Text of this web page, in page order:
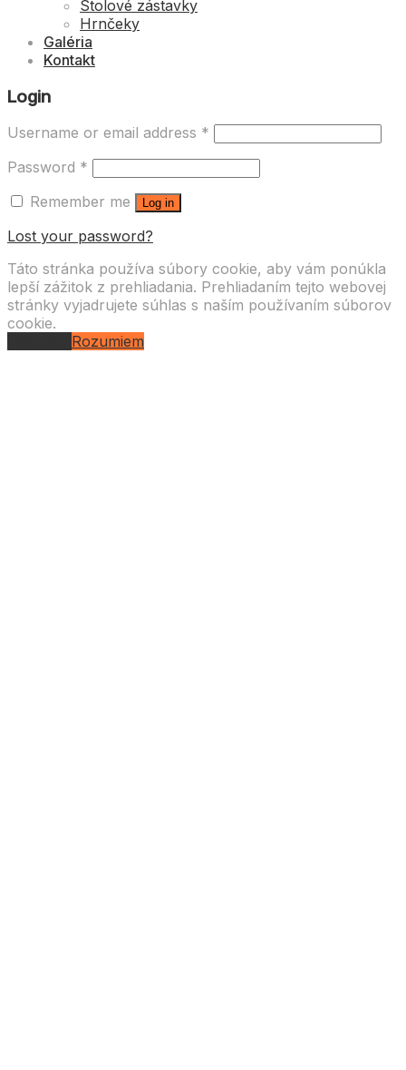
Stolové zástavky
Hrnčeky
Galéria
Kontakt
Login
Username or email address *
Password *
Remember me
Log in
Lost your password?
Táto stránka používa súbory cookie, aby vám ponúkla
lepší zážitok z prehliadania. Prehliadaním tejto webovej
stránky vyjadrujete súhlas s naším používaním súborov
cookie.
Rozumiem